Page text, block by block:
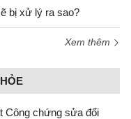
bị xử lý ra sao?
Xem thêm
Công chứng sửa đổi